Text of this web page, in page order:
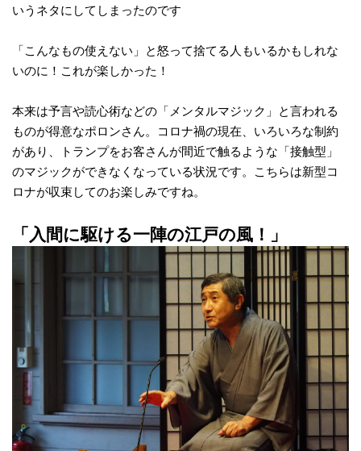
いうネタにしてしまったのです
「こんなもの使えない」と怒って捨てる人もいるかもしれな
いのに！これが楽しかった！
本来は予言や読心術などの「メンタルマジック」と言われる
ものが得意なポロンさん。コロナ禍の現在、いろいろな制約
があり、トランプをお客さんが間近で触るような「接触型」
のマジックができなくなっている状況です。こちらは新型コ
ロナが収束してのお楽しみですね。
「入間に駆ける一陣の江戸の風！」